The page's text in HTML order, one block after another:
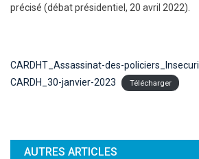
précisé (débat présidentiel, 20 avril 2022).
CARDHT_Assassinat-des-
CARDH_30-janvier-2023
Télécharger
AUTRES ARTICLES